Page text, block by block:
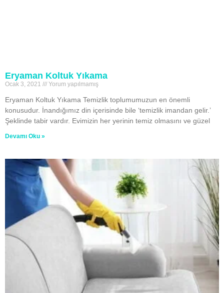
Eryaman Koltuk Yıkama
Ocak 3, 2021 Yorum yapılmamış
Eryaman Koltuk Yıkama Temizlik toplumumuzun en önemli
konusudur. İnandığımız din içerisinde bile ‘temizlik imandan gelir.’
Şeklinde tabir vardır. Evimizin her yerinin temiz olmasını ve güzel
Devamı Oku »